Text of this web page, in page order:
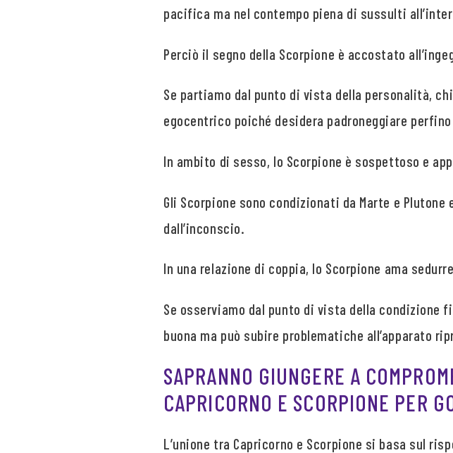
pacifica ma nel contempo piena di sussulti
Perciò il segno della Scorpione è accostato
Se partiamo dal punto di vista della personalità,
egocentrico poiché desidera padroneggiare
In ambito di sesso, lo Scorpione è sospettoso e
Gli Scorpione sono condizionati da Marte e
dall’inconscio.
In una relazione di coppia, lo Scorpione ama
Se osserviamo dal punto di vista della condizione
buona ma può subire problematiche all’apparato
SAPRANNO GIUNGERE A
CAPRICORNO E SCORPIONE PER
L’unione tra Capricorno e Scorpione si basa sul